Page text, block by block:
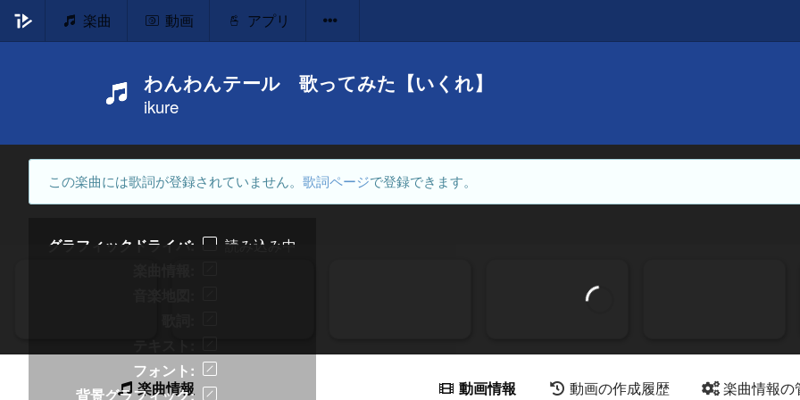
楽曲 動画 アプリ
わんわんテール 歌ってみた【いくれ】
ikure
この楽曲には歌詞が登録されていません。 歌詞ページで登録できます。
グラフィックドライバ
読み込み中
フォント
背景グラフィック
楽曲情報 動画情報 動画の作成履歴 楽曲情報の